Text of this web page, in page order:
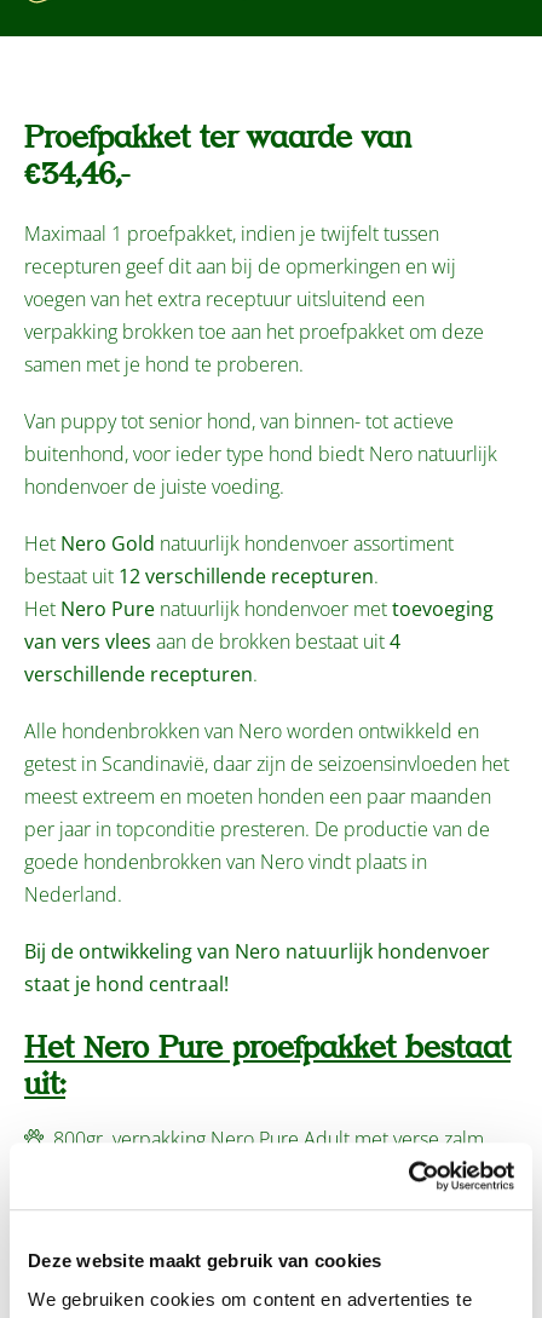
Deze website maakt gebruik van cookies
We gebruiken cookies om content en advertenties te
Proefpakket ter waarde van
€34,46,-
Maximaal 1 proefpakket, indien je twijfelt tussen
recepturen geef dit aan bij de opmerkingen en wij
voegen van het extra receptuur uitsluitend een
verpakking brokken toe aan het proefpakket om deze
samen met je hond te proberen.
Van puppy tot senior hond, van binnen- tot actieve
buitenhond, voor ieder type hond biedt Nero natuurlijk
hondenvoer de juiste voeding.
Het Nero Gold natuurlijk hondenvoer assortiment
bestaat uit 12 verschillende recepturen.
Het Nero Pure natuurlijk hondenvoer mettoevoeging
van vers vlees aan de brokken bestaat uit4
verschillende recepturen.
Alle hondenbrokken van Nero worden ontwikkeld en
getest in Scandinavië, daar zijn de seizoensinvloeden het
meest extreem en moeten honden een paar maanden
per jaar in topconditie presteren. De productie van de
goede hondenbrokken van Nero vindt plaats in
Nederland.
Bij de ontwikkeling van Nero natuurlijk hondenvoer
staat je hond centraal!
Het Nero Pure proefpakket bestaat
uit:
800gr. verpakking Nero Pure Adult met verse zalm
Nero Pure 100% vlees sticks 100gr
Nero Pure 100% vlees trainers 70gr
Nero Pure maatbeker